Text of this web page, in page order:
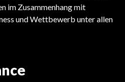
im Zusammenhang mit
und Wettbewerb unter allen